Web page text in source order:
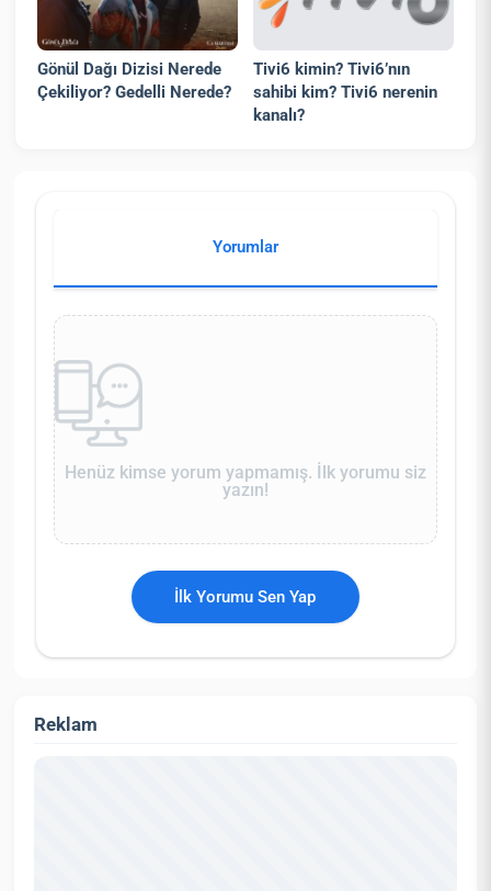
Gönül Dağı Dizisi Nerede
Çekiliyor? Gedelli Nerede?
Tivi6 kimin? Tivi6’nın
sahibi kim? Tivi6 nerenin
kanalı?
Yorumlar
Henüz kimse yorum yapmamış. İlk yorumu siz
yazın!
İlk Yorumu Sen Yap
Reklam